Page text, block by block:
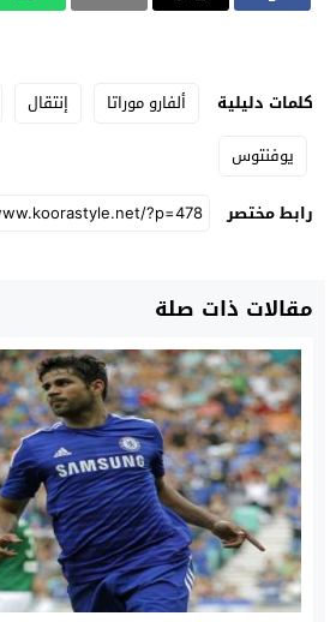
كلمات دليلية ألفارو موراتا إنتقال
يوفنتوس
رابط مختصر
مقالات ذات صلة